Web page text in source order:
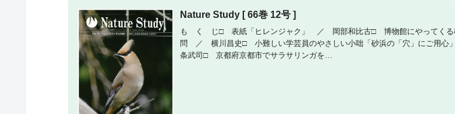
Nature Study [ 66巻 12号 ]
も く じ□ 表紙「ヒレンジャク」 ／ 岡部和比古□ 博物館にやってくる
問 ／ 横川昌史□ 小難しい学芸員のやさしい小咄「砂浜の「穴」にご用
条武司□ 京都府京都市でサラサリンガを…